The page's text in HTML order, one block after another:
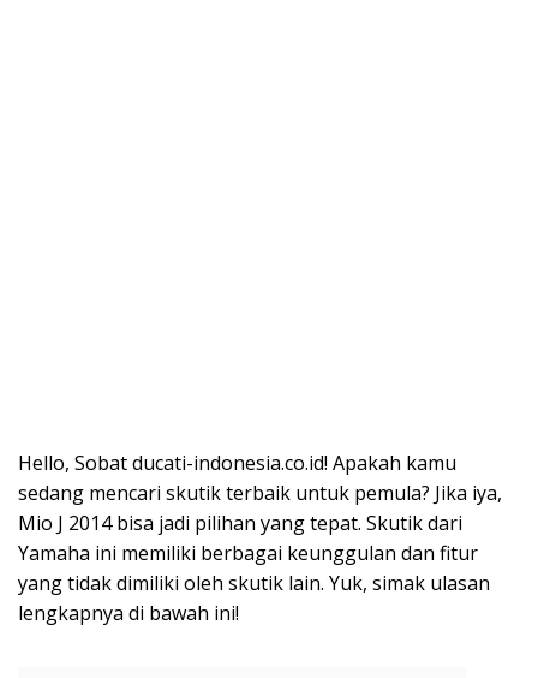
Hello, Sobat ducati-indonesia.co.id! Apakah kamu
sedang mencari skutik terbaik untuk pemula? Jika iya,
Mio J 2014 bisa jadi pilihan yang tepat. Skutik dari
Yamaha ini memiliki berbagai keunggulan dan fitur
yang tidak dimiliki oleh skutik lain. Yuk, simak ulasan
lengkapnya di bawah ini!